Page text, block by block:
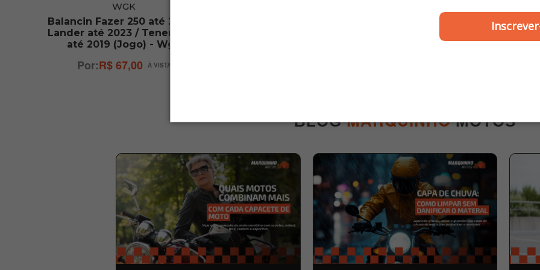
WGK
Balancin Fazer 250 até 2024 /
Lander até 2023 / Tenere 250
até 2019 (Jogo) - Wgk
R$ 67,00
Cilindro do Motor
Pistão/Anel Nmax até
Wgk
BLOGMARQUINHOMOTOS